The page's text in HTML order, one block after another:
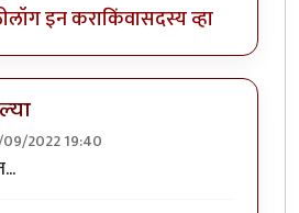
लॉग इन कराकिंवासदस्य व्हा
2022 19:40